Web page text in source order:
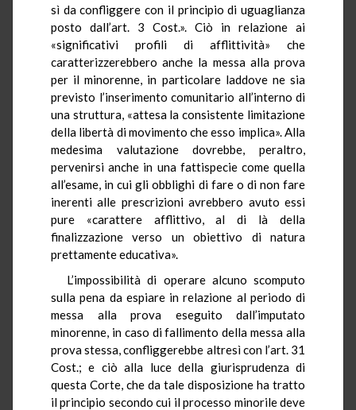
sì da confliggere con il principio di uguaglianza
posto dall’art. 3 Cost.». Ciò in relazione ai
«significativi profili di afflittività» che
caratterizzerebbero anche la messa alla prova
per il minorenne, in particolare laddove ne sia
previsto l’inserimento comunitario all’interno di
una struttura, «attesa la consistente limitazione
della libertà di movimento che esso implica». Alla
medesima valutazione dovrebbe, peraltro,
pervenirsi anche in una fattispecie come quella
all’esame, in cui gli obblighi di fare o di non fare
inerenti alle prescrizioni avrebbero avuto essi
pure «carattere afflittivo, al di là della
finalizzazione verso un obiettivo di natura
prettamente educativa».
L’impossibilità di operare alcuno scomputo
sulla pena da espiare in relazione al periodo di
messa alla prova eseguito dall’imputato
minorenne, in caso di fallimento della messa alla
prova stessa, confliggerebbe altresì con l’art. 31
Cost.; e ciò alla luce della giurisprudenza di
questa Corte, che da tale disposizione ha tratto
il principio secondo cui il processo minorile deve